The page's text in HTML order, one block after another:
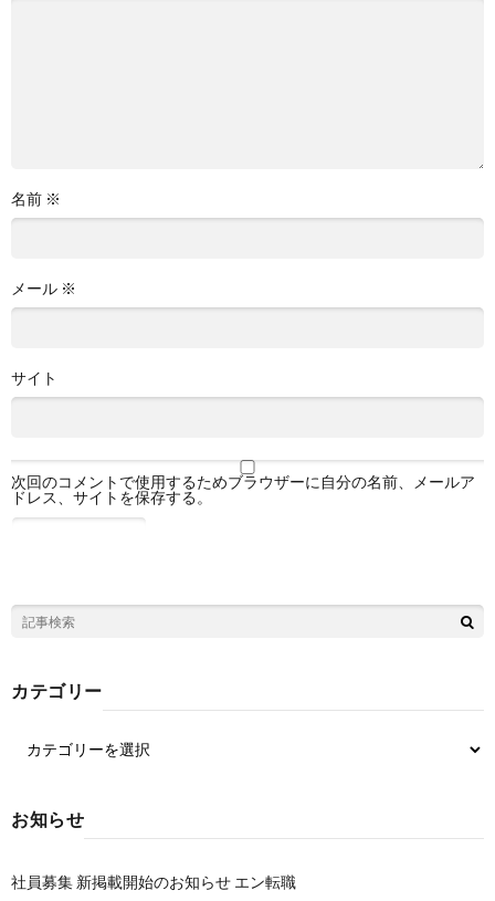
名前 ※
メール ※
サイト
次回のコメントで使用するためブラウザーに自分の名前、メールア
ドレス、サイトを保存する。
カテゴリー
お知らせ
社員募集 新掲載開始のお知らせ エン転職